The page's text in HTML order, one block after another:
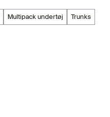
multipack undertøj
trunks